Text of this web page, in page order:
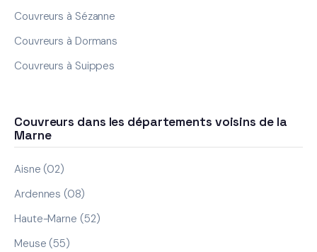
Couvreurs à Sézanne
Couvreurs à Dormans
Couvreurs à Suippes
Couvreurs dans les départements voisins de la
Marne
Aisne (02)
Ardennes (08)
Haute-Marne (52)
Meuse (55)